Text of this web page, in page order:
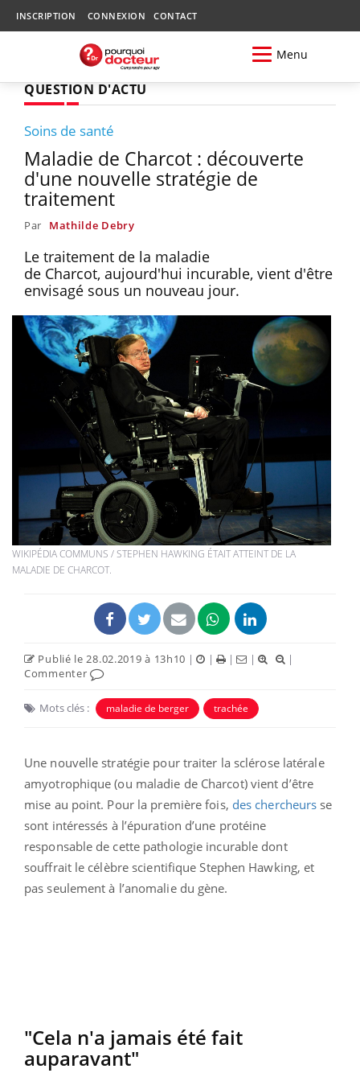
INSCRIPTION CONNEXION CONTACT
Menu
QUESTION D'ACTU
Soins de santé
Maladie de Charcot : découverte
d'une nouvelle stratégie de
traitement
Par Mathilde Debry
Le traitement de la maladie
de Charcot, aujourd'hui incurable, vient d'être
envisagé sous un nouveau jour.
WIKIPÉDIA COMMUNS / STEPHEN HAWKING ÉTAIT ATTEINT DE LA
MALADIE DE CHARCOT.
Publié le 28.02.2019 à 13h10 | | | |
|
Commenter
Mots clés : maladie de berger trachée
Une nouvelle stratégie pour traiter la sclérose latérale
amyotrophique (ou maladie de Charcot) vient d’être
mise au point. Pour la première fois, des chercheurs se
sont intéressés à l’épuration d’une protéine
responsable de cette pathologie incurable dont
souffrait le célèbre scientifique Stephen Hawking, et
pas seulement à l’anomalie du gène.
"Cela n'a jamais été fait
auparavant"